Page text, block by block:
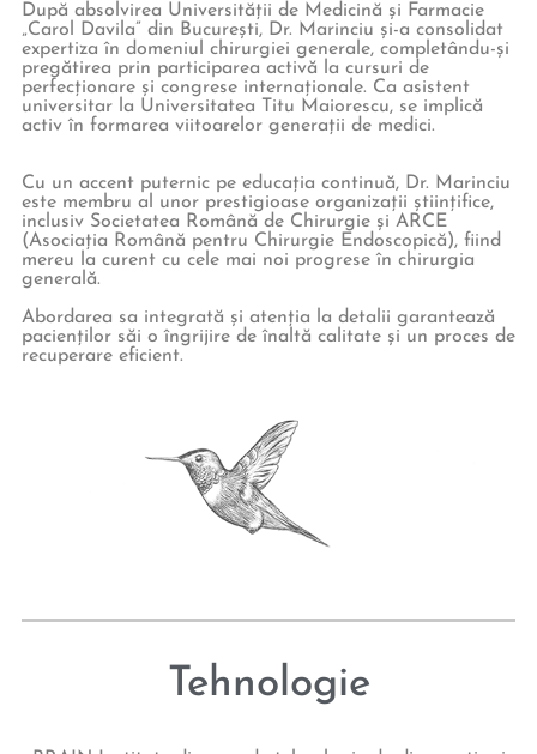
După absolvirea Universității de Medicină și Farmacie
„Carol Davila” din București, Dr. Marinciu și-a consolidat
expertiza în domeniul chirurgiei generale, completându-și
pregătirea prin participarea activă la cursuri de
perfecționare și congrese internaționale. Ca asistent
universitar la Universitatea Titu Maiorescu, se implică
activ în formarea viitoarelor generații de medici.
Cu un accent puternic pe educația continuă, Dr. Marinciu
este membru al unor prestigioase organizații științifice,
inclusiv Societatea Română de Chirurgie și ARCE
(Asociația Română pentru Chirurgie Endoscopică), fiind
mereu la curent cu cele mai noi progrese în chirurgia
generală.
Abordarea sa integrată și atenția la detalii garantează
pacienților săi o îngrijire de înaltă calitate și un proces de
recuperare eficient.
Tehnologie